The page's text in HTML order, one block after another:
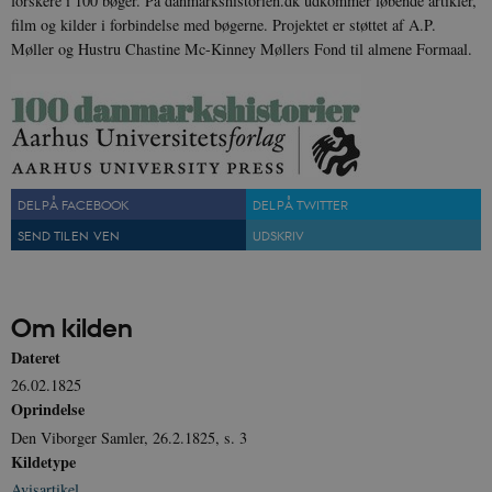
film og kilder i forbindelse med bøgerne. Projektet er støttet af A.P.
Møller og Hustru Chastine Mc-Kinney Møllers Fond til almene Formaal.
DEL PÅ FACEBOOK
DEL PÅ TWITTER
SEND TIL EN VEN
UDSKRIV
Om kilden
Dateret
26.02.1825
Oprindelse
Den Viborger Samler, 26.2.1825, s. 3
Kildetype
sp_t
Spotify Inc.
.spotify.com